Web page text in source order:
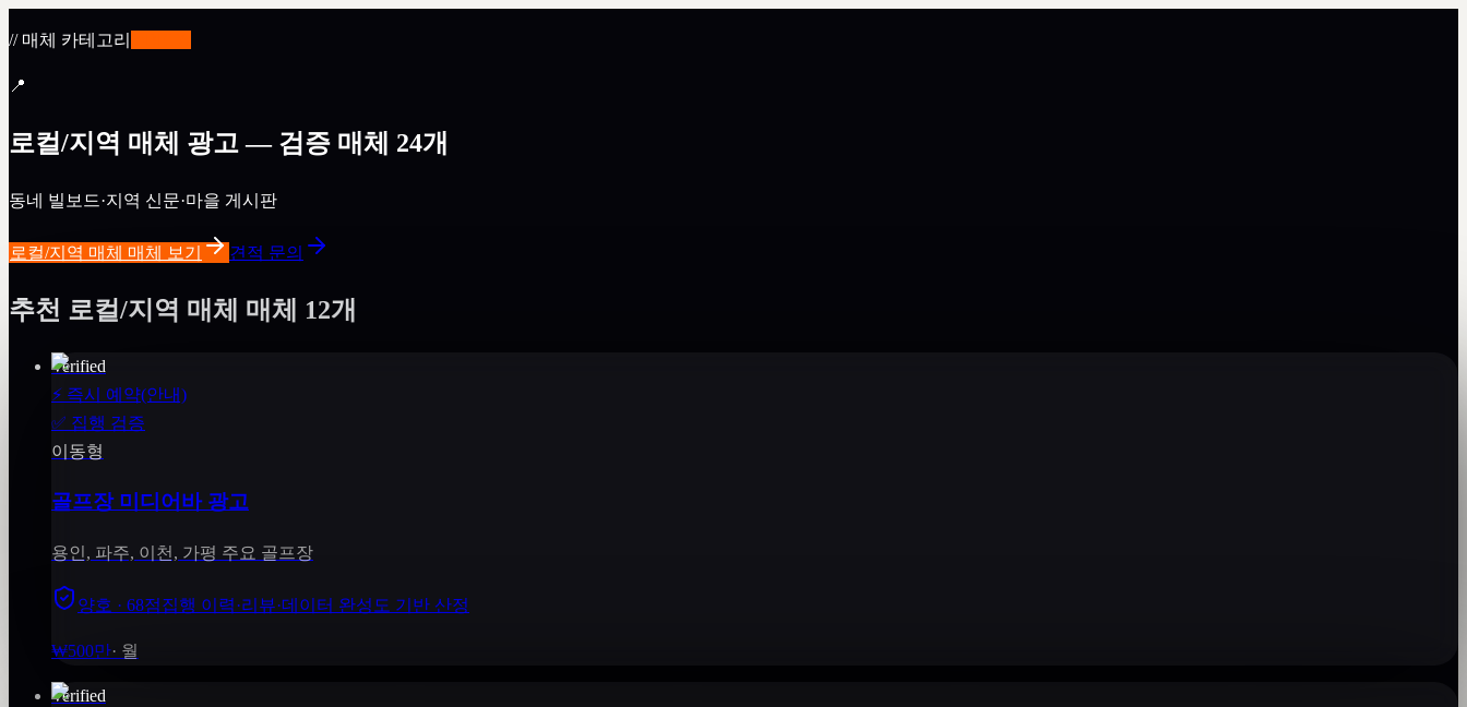
// 매체 카테고리
📍
로컬/지역 매체 광고 — 검증 매체 24개
동네 빌보드·지역 신문·마을 게시판
로컬/지역 매체 매체 보기 견적 문의
추천 로컬/지역 매체 매체 12개
Verified
⚡ 즉시 예약(안내)
✅ 집행 검증
이동형
골프장 미디어바 광고
용인, 파주, 이천, 가평 주요 골프장
양호 · 68점집행 이력·리뷰·데이터 완성도 기반 산정
₩500만· 월
Verified